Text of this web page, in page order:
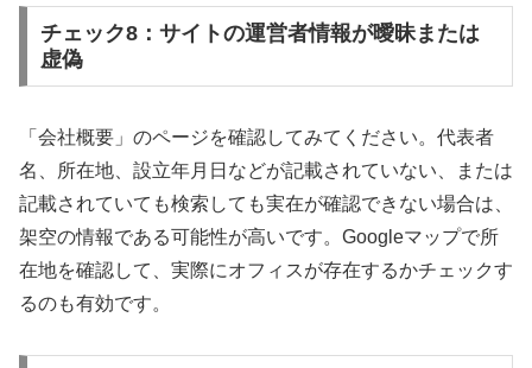
チェック8：サイトの運営者情報が曖昧または
虚偽
「会社概要」のページを確認してみてください。代表者
名、所在地、設立年月日などが記載されていない、または
記載されていても検索しても実在が確認できない場合は、
架空の情報である可能性が高いです。Googleマップで所
在地を確認して、実際にオフィスが存在するかチェックす
るのも有効です。